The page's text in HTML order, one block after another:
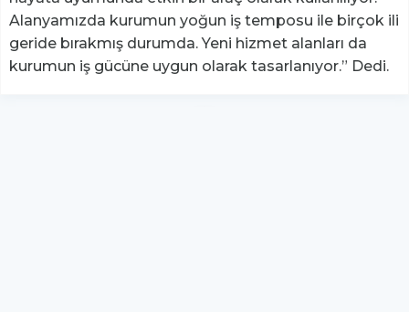
Alanyamızda kurumun yoğun iş temposu ile birçok ili
geride bırakmış durumda. Yeni hizmet alanları da
kurumun iş gücüne uygun olarak tasarlanıyor.” Dedi.